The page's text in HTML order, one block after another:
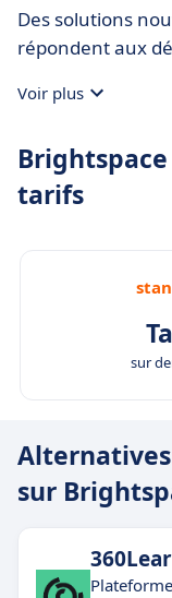
Des solutions
répondent aux
Voir plus
Brightspace
tarifs
sur
sur